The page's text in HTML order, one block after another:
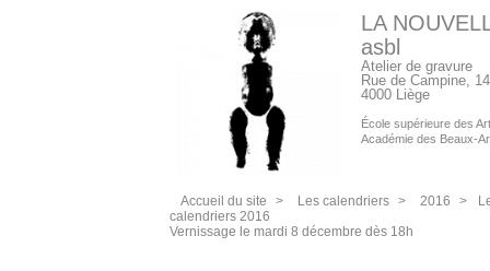
LA
asbl
Atelier de gravure
Rue de Campine, 14
4000 Liège
École supérieure des
Académie des Beaux-
Accueil du site > Les calendriers > 2016 >
calendriers 2016
Vernissage le mardi 8 décembre dès 18h